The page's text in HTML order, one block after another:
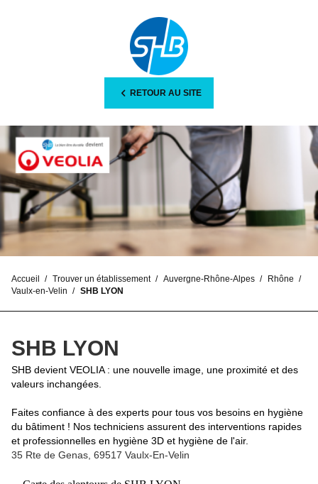
RETOUR AU SITE
Accueil Trouver un établissement Auvergne-Rhône-Alpes
Rhône
Vaulx-en-Velin
SHB LYON
SHB LYON
SHB devient VEOLIA : une nouvelle image, une proximité et des
valeurs inchangées.
Faites confiance à des experts pour tous vos besoins en hygiène
du bâtiment ! Nos techniciens assurent des interventions rapides
et professionnelles en hygiène 3D et hygiène de l'air.
35 Rte de Genas, 69517 Vaulx-En-Velin